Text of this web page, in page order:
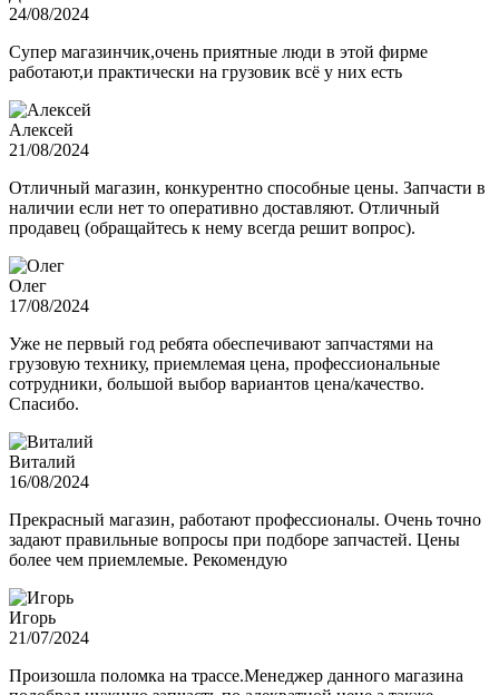
24/08/2024
Супер магазинчик,очень приятные люди в этой фирме
работают,и практически на грузовик всё у них есть
Алексей
21/08/2024
Отличный магазин, конкурентно способные цены. Запчасти в
наличии если нет то оперативно доставляют. Отличный
продавец (обращайтесь к нему всегда решит вопрос).
Олег
17/08/2024
Уже не первый год ребята обеспечивают запчастями на
грузовую технику, приемлемая цена, профессиональные
сотрудники, большой выбор вариантов цена/качество.
Спасибо.
Виталий
16/08/2024
Прекрасный магазин, работают профессионалы. Очень точно
задают правильные вопросы при подборе запчастей. Цены
более чем приемлемые. Рекомендую
Игорь
21/07/2024
Произошла поломка на трассе.Менеджер данного магазина